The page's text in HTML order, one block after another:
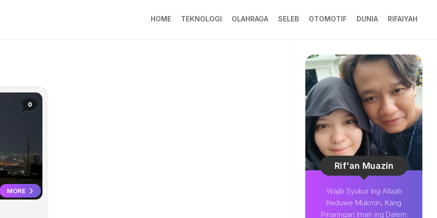
HOME TEKNOLOGI OLAHRAGA SELEB OTOMOTIF DUNIA RIFAIYAH
0
MORE
Rif'an Muazin
Wajib Syukur Ing Allaah
Keduwe Mukmin, Kang
Pinaringan Iman ing Dalem